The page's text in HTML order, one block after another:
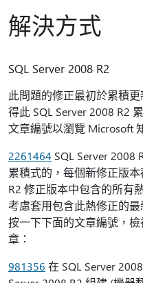
解決方式
SQL Server 2008 R2
此問題的修正最初於累積
得此 SQL Server 2008 R2
文章編號以瀏覽 Microsoft
2261464 SQL Server 2008
累積式的，每個新修正版
R2 修正版本中包含的所有
考慮套用包含此熱修正的
按一下下面的文章編號，
章：
981356 在 SQL Server